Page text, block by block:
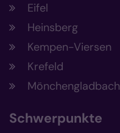
Eifel
Heinsberg
Kempen-Viersen
Krefeld
Mönchengladbach
Schwerpunkte